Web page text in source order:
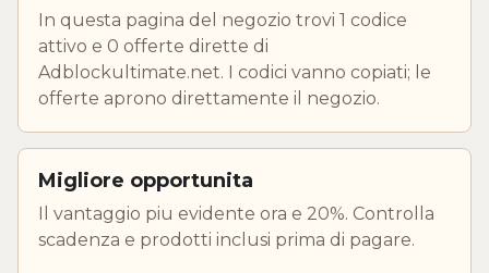
In questa pagina del negozio trovi 1 codice
attivo e 0 offerte dirette di
Adblockultimate.net. I codici vanno copiati; le
offerte aprono direttamente il negozio.
Migliore opportunita
Il vantaggio piu evidente ora e 20%. Controlla
scadenza e prodotti inclusi prima di pagare.